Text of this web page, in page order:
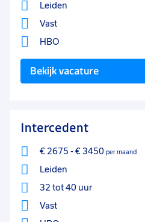
Leiden
Vast
HBO
Bekijk vacature
Intercedent
€ 2675 - € 3450 per maand
Leiden
32 tot 40 uur
Vast